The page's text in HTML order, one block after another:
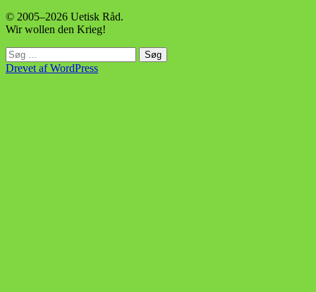
© 2005–2026 Uetisk Råd.
Wir wollen den Krieg!
Søg
efter:
Drevet af WordPress